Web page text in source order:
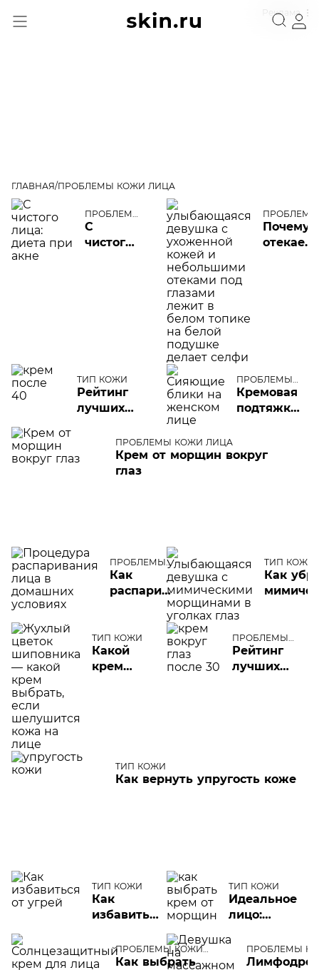
Реклама
ГЛАВНАЯ ПРОБЛЕМЫ КОЖИ ЛИЦА
Проблемы кожи лица
ПРОБЛЕМЫ
КОЖИ
ЛИЦА
С
чистого
ПРОБЛЕМЫ
КОЖИ
ЛИЦА
Почему
отекает
ТИП КОЖИ
Рейтинг
лучших
для лица
в
категории
ПРОБЛЕМЫ
КОЖИ ЛИЦА
Кремовая
подтяжка:
крем для
ПРОБЛЕМЫ КОЖИ ЛИЦА
Крем от морщин вокруг
глаз
ПРОБЛЕМЫ
КОЖИ ЛИЦА
Как
распарить
ТИП КОЖИ
Как
ТИП КОЖИ
Какой
крем
ПРОБЛЕМЫ
КОЖИ ЛИЦА
Рейтинг
лучших
ТИП КОЖИ
Как вернуть упругость коже
ТИП КОЖИ
Как
избавиться
на лице
ТИП КОЖИ
Идеальное
лицо:
лучших
кремов от
ПРОБЛЕМЫ КОЖИ
ЛИЦА
Как выбрать
ПРОБЛЕМЫ